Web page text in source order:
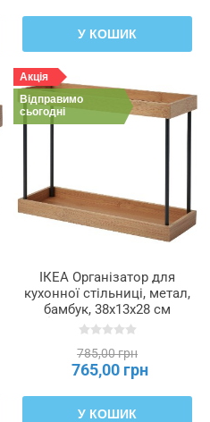
У КОШИК
Акція
Відправимо
сьогодні
ІКЕА Організатор для
кухонної стільниці, метал,
бамбук, 38x13x28 см
NÅLBLECKA, 105.646.16
785,00 грн
765,00 грн
У КОШИК